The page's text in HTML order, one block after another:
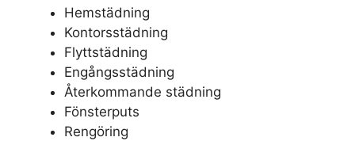
Hemstädning
Kontorsstädning
Flyttstädning
Engångsstädning
Återkommande städning
Fönsterputs
Rengöring